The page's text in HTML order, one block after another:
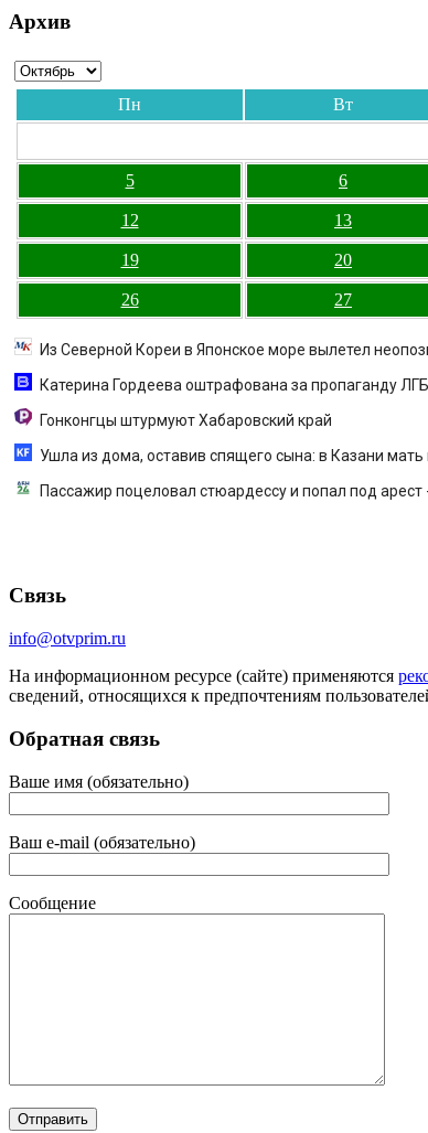
Архив
Пн Вт
5 6
12 13
19 20
26 27
Из Северной Кореи в Японское море вылетел
Катерина Гордеева оштрафована за пропаганду
Гонконгцы штурмуют Хабаровский край
Ушла из дома, оставив спящего сына: в Казани
Пассажир поцеловал стюардессу и попал под
Связь
info@otvprim.ru
На информационном ресурсе (сайте) применяются
сведений, относящихся к предпочтениям
Обратная связь
Ваше имя (обязательно)
Ваш e-mail (обязательно)
Сообщение